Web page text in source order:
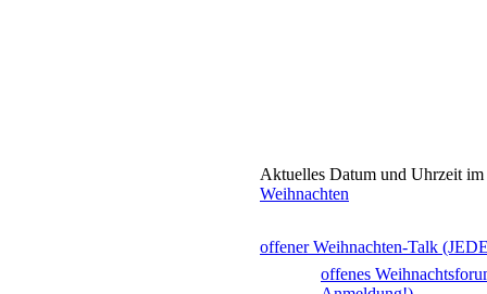
Aktuelles Datum und Uhrzeit
Weihnachten
offener Weihnachten-Talk
offenes